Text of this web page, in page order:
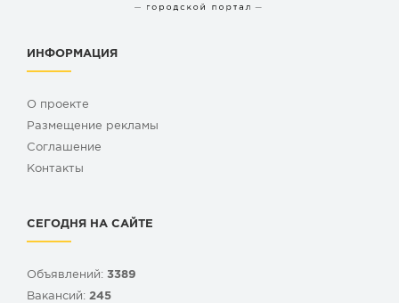
ИНФОРМАЦИЯ
О проекте
Размещение рекламы
Cоглашение
Контакты
СЕГОДНЯ НА САЙТЕ
Объявлений: 3389
Вакансий: 245